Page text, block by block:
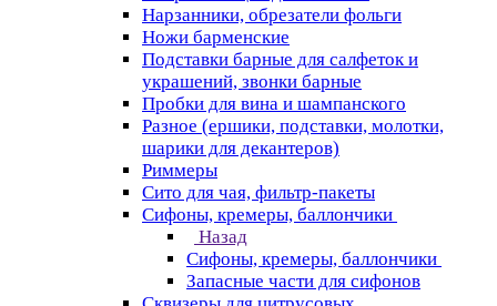
Нарзанники, обрезатели фольги
Ножи барменские
Подставки барные для салфеток и
украшений, звонки барные
Пробки для вина и шампанского
Разное (ершики, подставки, молотки,
шарики для декантеров)
Риммеры
Сито для чая, фильтр-пакеты
Сифоны, кремеры, баллончики
Назад
Сифоны, кремеры, баллончики
Запасные части для сифонов